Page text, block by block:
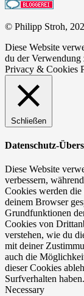
© Philipp Stroh,
Diese Website
du der Verwendung
Privacy & Cookies
Schließen
Datenschutz-
Diese Website
verbessern,
Cookies werden
deinem Browser
Grundfunktionen
Cookies von
verstehen, wie du
mit deiner
auch die
dieser Cookies
Surfverhalten haben.
Necessary